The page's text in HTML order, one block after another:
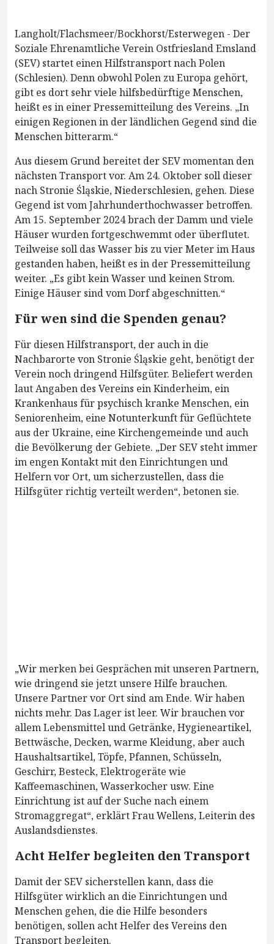
Langholt/Flachsmeer/Bockhorst/Esterwegen - Der
Soziale Ehrenamtliche Verein Ostfriesland Emsland
(SEV) startet einen Hilfstransport nach Polen
(Schlesien). Denn obwohl Polen zu Europa gehört,
gibt es dort sehr viele hilfsbedürftige Menschen,
heißt es in einer Pressemitteilung des Vereins. „In
einigen Regionen in der ländlichen Gegend sind die
Menschen bitterarm.“
Aus diesem Grund bereitet der SEV momentan den
nächsten Transport vor. Am 24. Oktober soll dieser
nach Stronie Śląskie, Niederschlesien, gehen. Diese
Gegend ist vom Jahrhunderthochwasser betroffen.
Am 15. September 2024 brach der Damm und viele
Häuser wurden fortgeschwemmt oder überflutet.
Teilweise soll das Wasser bis zu vier Meter im Haus
gestanden haben, heißt es in der Pressemitteilung
weiter. „Es gibt kein Wasser und keinen Strom.
Einige Häuser sind vom Dorf abgeschnitten.“
Für wen sind die Spenden genau?
Für diesen Hilfstransport, der auch in die
Nachbarorte von Stronie Śląskie geht, benötigt der
Verein noch dringend Hilfsgüter. Beliefert werden
laut Angaben des Vereins ein Kinderheim, ein
Krankenhaus für psychisch kranke Menschen, ein
Seniorenheim, eine Notunterkunft für Geflüchtete
aus der Ukraine, eine Kirchengemeinde und auch
die Bevölkerung der Gebiete. „Der SEV steht immer
im engen Kontakt mit den Einrichtungen und
Helfern vor Ort, um sicherzustellen, dass die
Hilfsgüter richtig verteilt werden“, betonen sie.
„Wir merken bei Gesprächen mit unseren Partnern,
wie dringend sie jetzt unsere Hilfe brauchen.
Unsere Partner vor Ort sind am Ende. Wir haben
nichts mehr. Das Lager ist leer. Wir brauchen vor
allem Lebensmittel und Getränke, Hygieneartikel,
Bettwäsche, Decken, warme Kleidung, aber auch
Haushaltsartikel, Töpfe, Pfannen, Schüsseln,
Geschirr, Besteck, Elektrogeräte wie
Kaffeemaschinen, Wasserkocher usw. Eine
Einrichtung ist auf der Suche nach einem
Stromaggregat“, erklärt Frau Wellens, Leiterin des
Auslandsdienstes.
Acht Helfer begleiten den Transport
Damit der SEV sicherstellen kann, dass die
Hilfsgüter wirklich an die Einrichtungen und
Menschen gehen, die die Hilfe besonders
benötigen, sollen acht Helfer des Vereins den
Transport begleiten.